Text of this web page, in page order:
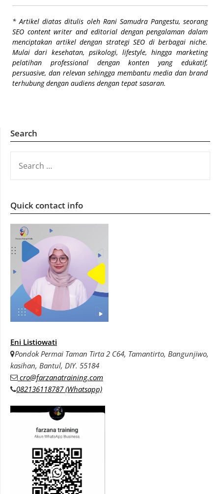
* Artikel diatas ditulis oleh Rani Samudra Pangestu, seorang
SEO content writer and editorial dengan pengalaman dalam
menciptakan artikel dengan strategi SEO di berbagai niche.
Mulai dari kesehatan, psikologi, lifestyle, hingga marketing
pelatihan professional dengan konten yang edukatif,
persuasive, dan relevan sehingga membantu media dan brand
terhubung dengan audiens dengan tepat sasaran.
Search
FOR:
Quick contact info
Eni Listiowati
Pondok Permai Taman Tirta 2 C64, Tamantirto, Bangunjiwo,
kasihan, Bantul, DIY. 55184
cro@farzanatraining.com
082136118787 (Whatsapp)